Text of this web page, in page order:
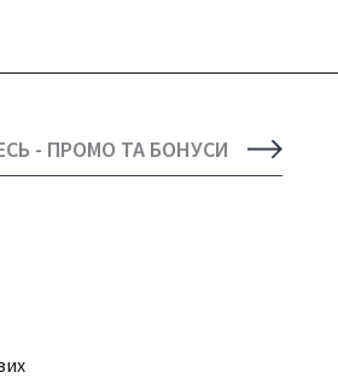
- ПРОМО ТА БОНУСИ